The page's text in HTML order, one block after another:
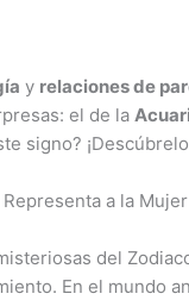
y relaciones de
el de la
signo?
a la
del
En el mundo